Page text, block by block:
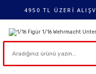
4950 TL ÜZERİ